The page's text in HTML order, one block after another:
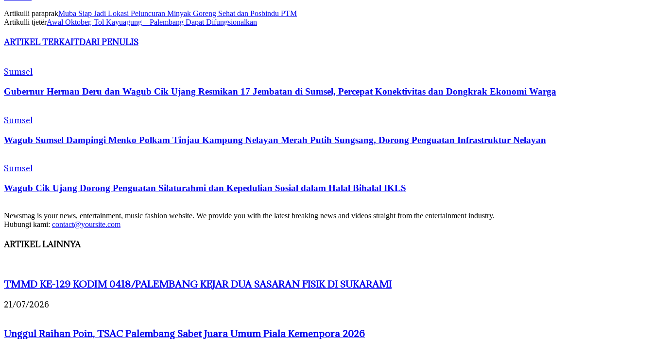
Artikulli paraprakMuba Siap Jadi Lokasi Peluncuran Minyak Goreng Sehat dan Posbindu PTM
Artikulli tjetërAwal Oktober, Tol Kayuagung – Palembang Dapat Difungsionalkan
ARTIKEL TERKAITDARI PENULIS
Sumsel
Gubernur Herman Deru dan Wagub Cik Ujang Resmikan 17 Jembatan di Sumsel, Percepat Konektivitas dan Dongkrak Ekonomi Warga
Sumsel
Wagub Sumsel Dampingi Menko Polkam Tinjau Kampung Nelayan Merah Putih Sungsang, Dorong Penguatan Infrastruktur Nelayan
Sumsel
Wagub Cik Ujang Dorong Penguatan Silaturahmi dan Kepedulian Sosial dalam Halal Bihalal IKLS
Newsmag is your news, entertainment, music fashion website. We provide you with the latest breaking news and videos straight from the entertainment industry.
Hubungi kami: contact@yoursite.com
ARTIKEL LAINNYA
TMMD KE-129 KODIM 0418/PALEMBANG KEJAR DUA SASARAN FISIK DI SUKARAMI
21/07/2026
Unggul Raihan Poin, TSAC Palembang Sabet Juara Umum Piala Kemenpora 2026